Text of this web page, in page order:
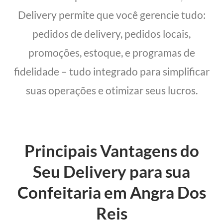
Delivery permite que você gerencie tudo:
pedidos de delivery, pedidos locais,
promoções, estoque, e programas de
fidelidade – tudo integrado para simplificar
suas operações e otimizar seus lucros.
Principais Vantagens do
Seu Delivery para sua
Confeitaria em Angra Dos
Reis